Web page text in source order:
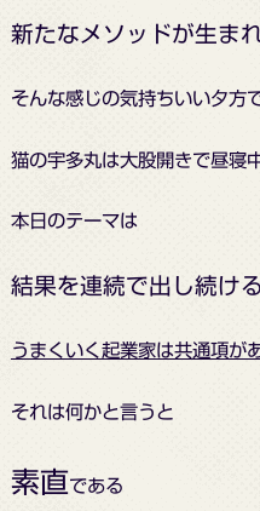
新たなメソッドが生ま
そんな感じの気持ちいい夕方
猫の宇多丸は大股開きで昼寝
本日のテーマは
結果を連続で出し続け
うまくいく起業家は共通項が
それは何かと言うと
素直である